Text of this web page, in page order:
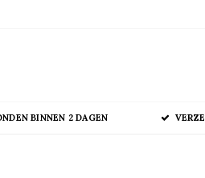
BINNEN 2 DAGEN